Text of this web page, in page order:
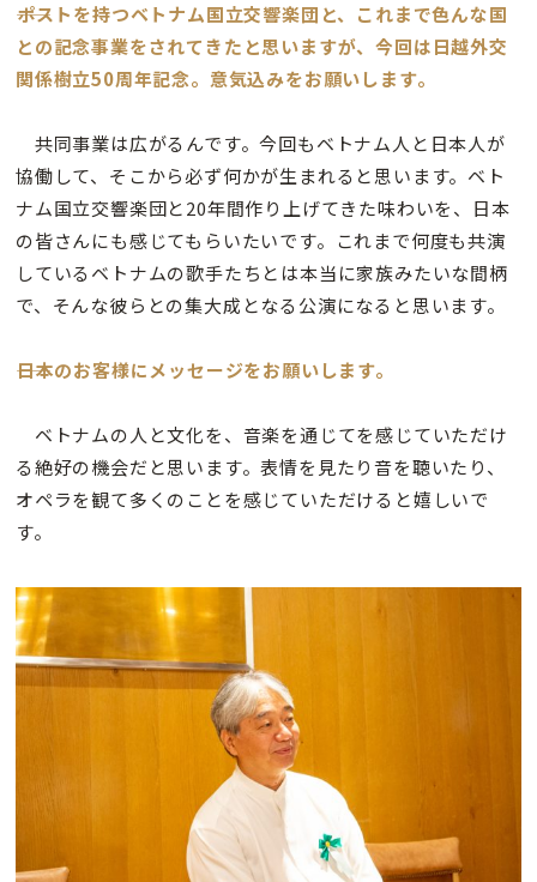
――ポストを持つベトナム国立交響楽団と、これまで色んな国
との記念事業をされてきたと思いますが、今回は日越外交
関係樹立50周年記念。意気込みをお願いします。
共同事業は広がるんです。今回もベトナム人と日本人が
協働して、そこから必ず何かが生まれると思います。ベト
ナム国立交響楽団と20年間作り上げてきた味わいを、日本
の皆さんにも感じてもらいたいです。これまで何度も共演
しているベトナムの歌手たちとは本当に家族みたいな間柄
で、そんな彼らとの集大成となる公演になると思います。
――日本のお客様にメッセージをお願いします。
ベトナムの人と文化を、音楽を通じてを感じていただけ
る絶好の機会だと思います。表情を見たり音を聴いたり、
オペラを観て多くのことを感じていただけると嬉しいで
す。